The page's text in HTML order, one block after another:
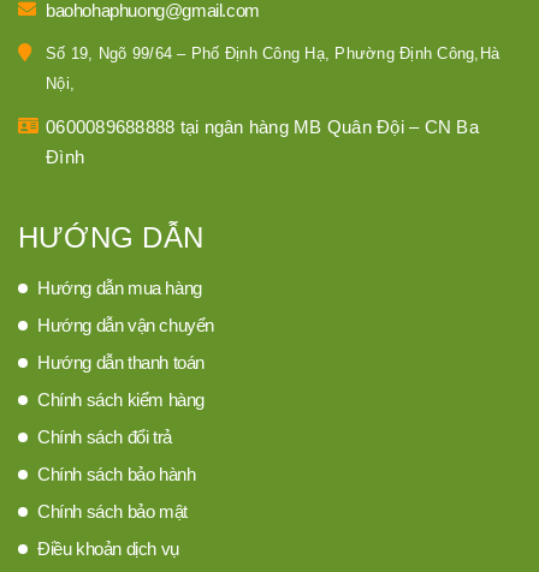
baohohaphuong@gmail.com
Số 19, Ngõ 99/64 – Phố Định Công Hạ, Phường Định Công,Hà
Nội,
0600089688888 tại ngân hàng MB Quân Đội – CN Ba
Đình
HƯỚNG DẪN
Hướng dẫn mua hàng
Hướng dẫn vận chuyển
Hướng dẫn thanh toán
Chính sách kiểm hàng
Chính sách đổi trả
Chính sách bảo hành
Chính sách bảo mật
Điều khoản dịch vụ